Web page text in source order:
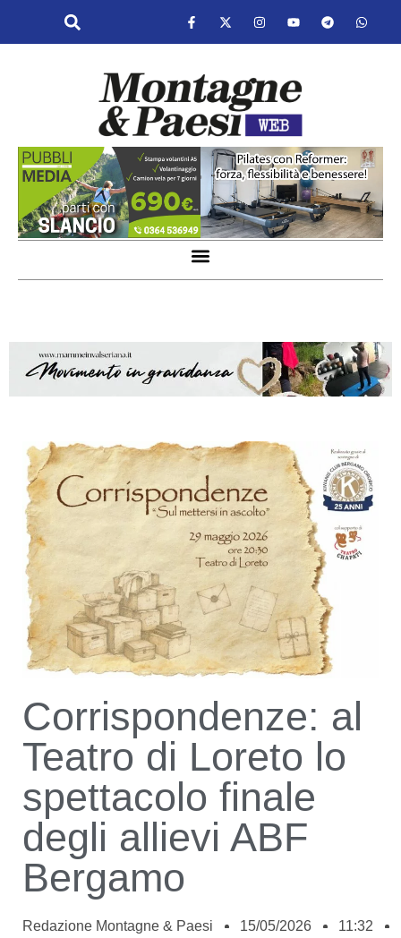
Corrispondenze: al
Teatro di Loreto lo
spettacolo finale
degli allievi ABF
Bergamo
Redazione Montagne & Paesi 15/05/2026
11:32